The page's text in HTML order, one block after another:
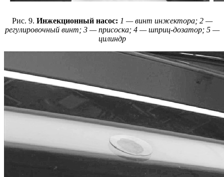
Рис. 9. Инжекционный насос: 1 — винт инжектора; 2 —
регулировочный винт; 3 — присоска; 4 — шприц-дозатор; 5 —
цилиндр